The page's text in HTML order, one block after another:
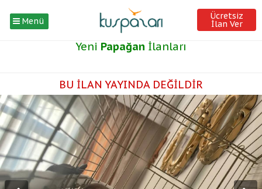
Menü Ücretsiz
İlan Ver
Yeni Papağan İlanları
BU İLAN YAYINDA DEĞİLDİR